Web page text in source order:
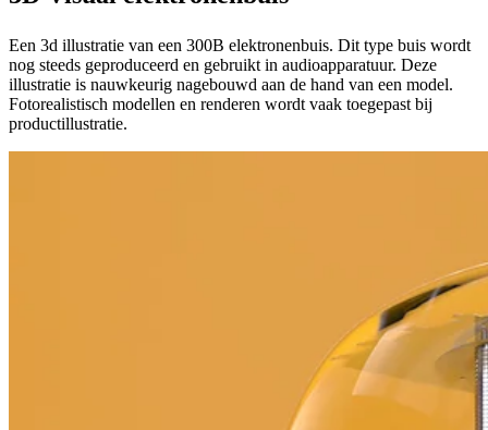
Een 3d illustratie van een 300B elektronenbuis. Dit type buis wordt
nog steeds geproduceerd en gebruikt in audioapparatuur. Deze
illustratie is nauwkeurig nagebouwd aan de hand van een model.
Fotorealistisch modellen en renderen wordt vaak toegepast bij
productillustratie.